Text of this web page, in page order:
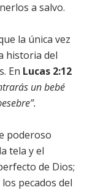
a salvo.
la única vez
historia del
En Lucas 2:12
un bebé
poderoso
tela y el
de Dios;
pecados del